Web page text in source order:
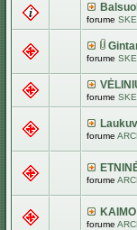
forume
forume
forume
forume
forume
forume